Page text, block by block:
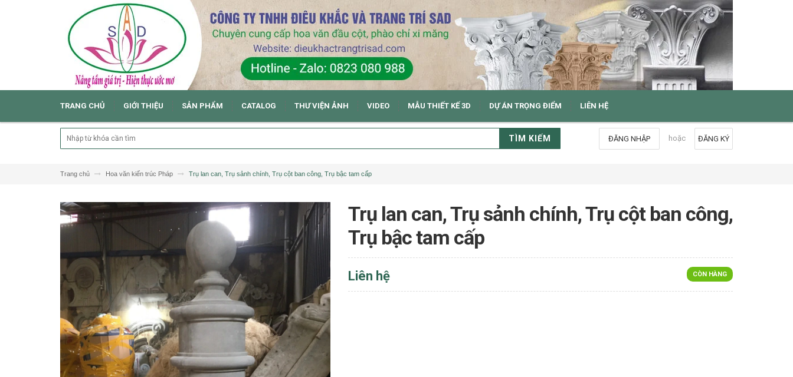
TRANG CHỦ GIỚI THIỆU SẢN PHẨM CATALOG THƯ VIỆN ẢNH VIDEO MẪU THIẾT KẾ 3D DỰ ÁN TRỌNG ĐIỂM LIÊN HỆ
TÌM KIẾM ĐĂNG KÝ
hoặc
ĐĂNG NHẬP
Trang chủ Hoa văn kiến trúc Pháp Trụ lan can, Trụ sảnh chính, Trụ cột ban công, Trụ bậc tam cấp
Trụ lan can, Trụ sảnh chính, Trụ cột ban công,
Trụ bậc tam cấp
CÒN HÀNG
Liên hệ